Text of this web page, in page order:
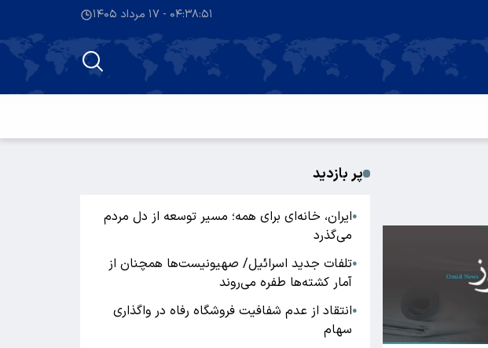
۰۴:۳۸:۵۱ - ۱۷ مرداد ۱۴۰۵
پر بازدید
●ایران، خانه‌ای برای همه؛ مسیر توسعه از دل مردم
می‌گذرد
●تلفات جدید اسرائیل/ صهیونیست‌ها همچنان از
آمار کشته‌ها طفره می‌روند
●انتقاد از عدم شفافیت فروشگاه رفاه در واگذاری
سهام